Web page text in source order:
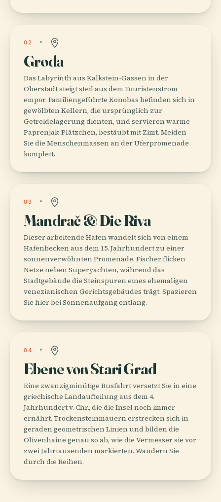
02
Groda
Das Labyrinth aus Kalkstein-Gassen in der
Oberstadt steigt steil aus dem Touristenstrom
empor. Familiengeführte Konobas befinden sich in
gewölbten Kellern, die ursprünglich zur
Getreidelagerung dienten, und servieren warme
Paprenjak-Plätzchen, bestäubt mit Zimt. Meiden
Sie die Menschenmassen an der Uferpromenade
komplett.
03
Mandrač & Die Riva
Dieser arbeitende Hafen wandelt sich von einem
Hafenbecken aus dem 15. Jahrhundert zu einer
sonnenverwöhnten Promenade. Fischer flicken
Netze neben Superyachten, während das
Stadtgebäude die Steinspuren eines ehemaligen
venezianischen Gerichtsgebäudes trägt. Spazieren
Sie hier bei Sonnenaufgang entlang.
04
Ebene von Stari Grad
Eine zwanzigminütige Busfahrt versetzt Sie in eine
griechische Landaufteilung aus dem 4.
Jahrhundert v. Chr., die die Insel noch immer
ernährt. Trockensteinmauern erstrecken sich in
geraden geometrischen Linien und bilden die
Olivenhaine genau so ab, wie die Vermesser sie vor
zwei Jahrtausenden markierten. Wandern Sie
durch die Reihen.